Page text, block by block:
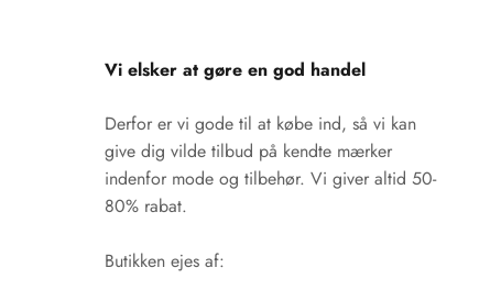
Vi elsker at gøre en god handel
Derfor er vi gode til at købe ind, så vi kan
give dig vilde tilbud på kendte mærker
indenfor mode og tilbehør. Vi giver altid 50-
80% rabat.
Butikken ejes af: